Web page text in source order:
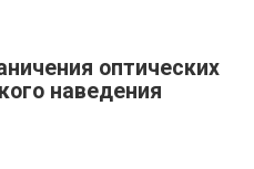
оптических
наведения